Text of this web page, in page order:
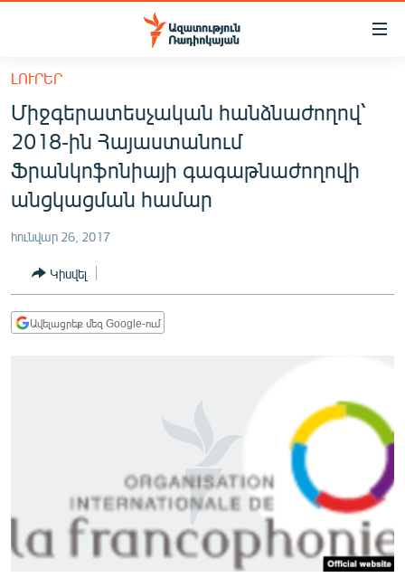
Մատչելիության
հիմնական
բովանդակությանը
Անցնել
հիմնական
մենյուին
Որոնում
ՀԱՅԱՍՏԱՆ
ՔԱՂԱՔԱԿԱՆ
ԸՆՏՐՈՒԹՅՈՒՆՆԵՐ 2026
ՏՆՏԵՍՈՒԹՅՈՒՆ
ՂԱՐԱԲԱՂ
ՄԵԿՆԱԲԱՆՈՒԹՅՈՒՆ
ՏՏ ԵՒ ԻՆՏԵՐՆԵՏ
ԼՈՒՐԵՐ
Միջգերատեսչական հանձնաժողով՝
2018-ին Հայաստանում
Ֆրանկոֆոնիայի գագաթնաժողովի
անցկացման համար
հունվար 26, 2017
Կիսվել
Ավելացրեք մեզ Google-ում